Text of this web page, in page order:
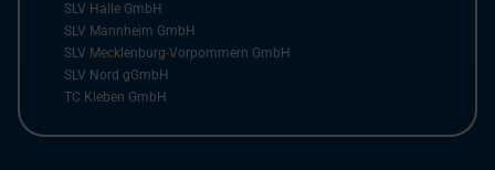
SLV Halle GmbH
SLV Mannheim GmbH
SLV Mecklenburg-Vorpommern GmbH
SLV Nord gGmbH
TC Kleben GmbH